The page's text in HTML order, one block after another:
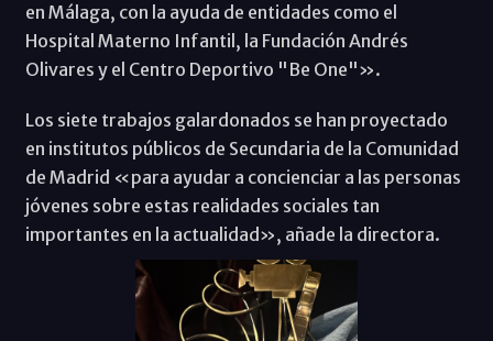
en Málaga, con la ayuda de entidades como el
Hospital Materno Infantil, la Fundación Andrés
Olivares y el Centro Deportivo "Be One"».
Los siete trabajos galardonados se han proyectado
en institutos públicos de Secundaria de la Comunidad
de Madrid «para ayudar a concienciar a las personas
jóvenes sobre estas realidades sociales tan
importantes en la actualidad», añade la directora.